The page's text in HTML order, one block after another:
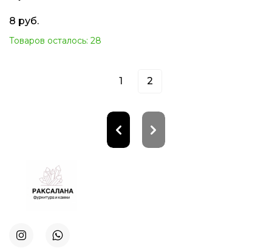
8 руб.
Товаров осталось: 28
1 2